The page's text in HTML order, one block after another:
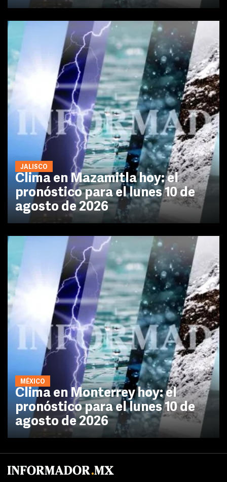
JALISCO
Clima en Mazamitla hoy: el
pronóstico para el lunes 10 de
agosto de 2026
MÉXICO
Clima en Monterrey hoy: el
pronóstico para el lunes 10 de
agosto de 2026